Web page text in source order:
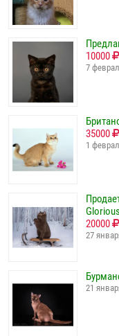
10000
7
35000
1
20000
27
21